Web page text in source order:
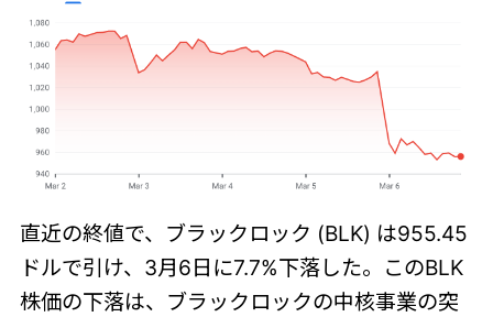
直近の終値で、ブラックロック (BLK) は955.45
ドルで引け、3月6日に7.7%下落した。このBLK
株価の下落は、ブラックロックの中核事業の突